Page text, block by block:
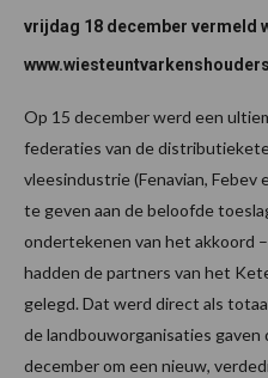
vrijdag 18 december vermeld
Op 15 december werd een
federaties van de
vleesindustrie (Fenavian, Febev
te geven aan de beloofde
ondertekenen van het akkoord
hadden de partners van het
gelegd. Dat werd direct als
de landbouworganisaties
december om een nieuw,